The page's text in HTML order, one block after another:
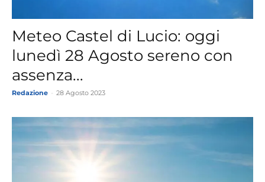
Meteo Castel di Lucio: oggi
lunedì 28 Agosto sereno con
assenza...
Redazione 28 Agosto 2023